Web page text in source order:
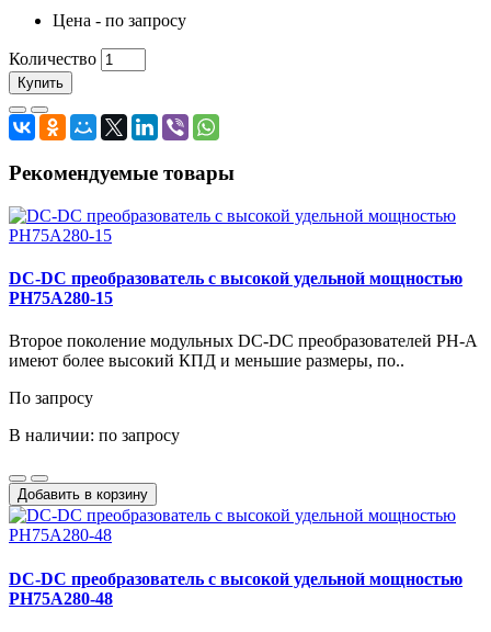
Цена - по запросу
Количество
Купить
Рекомендуемые товары
DC-DC преобразователь с высокой удельной мощностью
PH75A280-15
Второе поколение модульных DС-DC преобразователей PH-A
имеют более высокий КПД и меньшие размеры, по..
По запросу
В наличии: по запросу
Добавить в корзину
DC-DC преобразователь с высокой удельной мощностью
PH75A280-48